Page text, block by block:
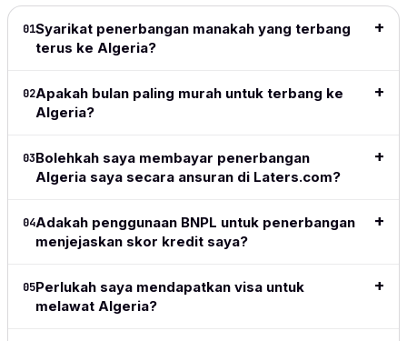
intuitive.
Definitely
my go to
now on.
lengkap→
great
especially
for long
haul
→
free. Highly
recommend!
it
launched.
I love the
love the
methods,
great to
see the
of crypto
Simple,
clean,
to
for
01Syarikat penerbangan manakah yang terbang
terus ke Algeria?
02Apakah bulan paling murah untuk terbang ke
Algeria?
03Bolehkah saya membayar penerbangan
Algeria saya secara ansuran di Laters.com?
04Adakah penggunaan BNPL untuk penerbangan
menjejaskan skor kredit saya?
05Perlukah saya mendapatkan visa untuk
melawat Algeria?